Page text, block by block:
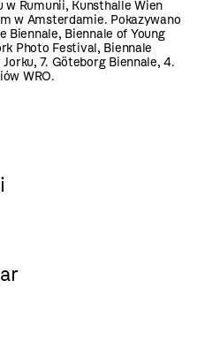
w Rumunii, Kunsthalle Wien
w Amsterdamie. Pokazywano
Biennale, Biennale of Young
Photo Festival, Biennale
7. Göteborg Biennale, 4.
WRO.